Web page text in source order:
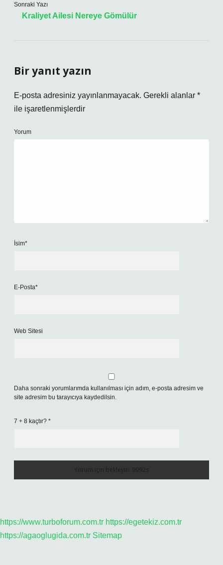
Sonraki Yazı
Kraliyet Ailesi Nereye Gömülür
Bir yanıt yazın
E-posta adresiniz yayınlanmayacak. Gerekli alanlar *
ile işaretlenmişlerdir
Yorum
İsim*
E-Posta*
Web Sitesi
Daha sonraki yorumlarımda kullanılması için adım, e-posta adresim ve
site adresim bu tarayıcıya kaydedilsin.
7 + 8 kaçtır? *
https://www.turboforum.com.tr https://egetekiz.com.tr
https://agaoglugida.com.tr Sitemap